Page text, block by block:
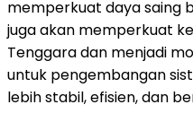
memperkuat daya saing
juga akan memperkuat
Tenggara dan menjadi
untuk pengembangan
lebih stabil, efisien, dan